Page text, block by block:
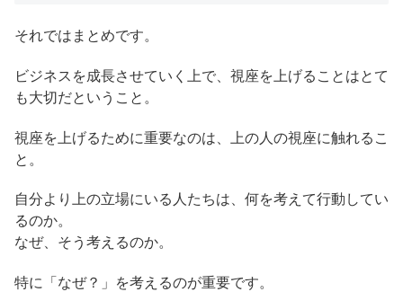
それではまとめです。
ビジネスを成長させていく上で、視座を上げることはとて
も大切だということ。
視座を上げるために重要なのは、上の人の視座に触れるこ
と。
自分より上の立場にいる人たちは、何を考えて行動してい
るのか。
なぜ、そう考えるのか。
特に「なぜ？」を考えるのが重要です。